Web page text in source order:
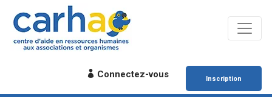
Connectez-vous Inscription